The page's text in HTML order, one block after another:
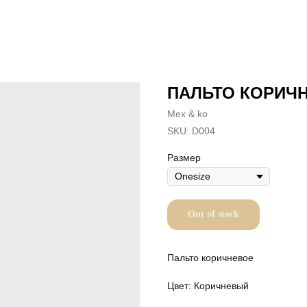
ПАЛЬТО
Mex & ko
SKU: D004
Размер
Out of stock
Пальто коричневое
Цвет: Коричневый